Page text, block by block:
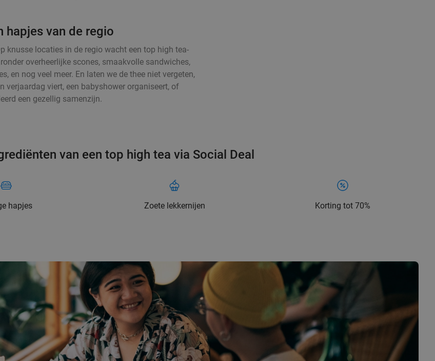
hapjes van de regio
knusse locaties in de regio wacht een top high tea-
overheerlijke scones, smaakvolle sandwiches,
en nog veel meer. En laten we de thee niet vergeten,
verjaardag viert, een babyshower organiseert, of
een gezellig samenzijn.
van een top high tea via Social Deal
hapjes Zoete lekkernijen Korting tot 70%